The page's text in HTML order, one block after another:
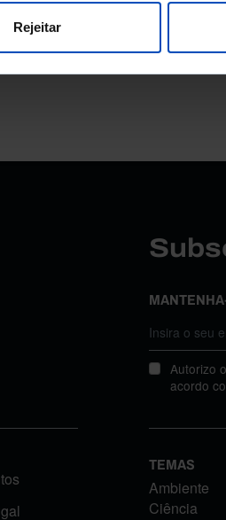
Rejeitar
Autorizo
acordo
TEMAS
Ambiente
Ciência